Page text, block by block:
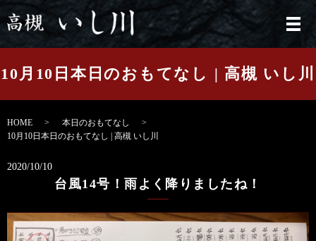
メ
10月10日本日のおもてなし | 高槻 いし川
HOME
本日のおもてなし
10月10日本日のおもてなし | 高槻 いし川
2020/10/10
台風14号！雨よく降りましたね！